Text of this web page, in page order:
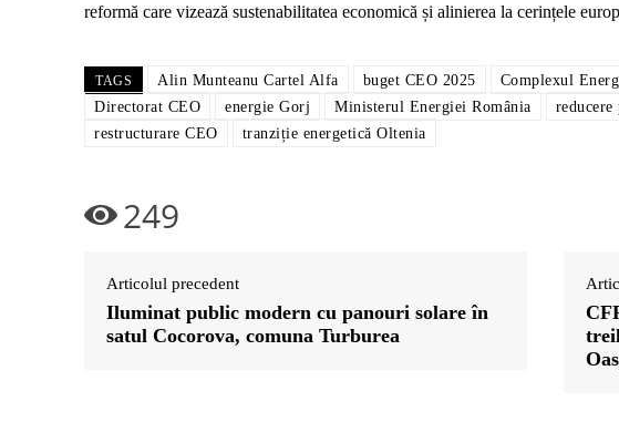
reformă care vizează sustenabilitatea economică și alinierea la cerințele
TAGS Alin Munteanu Cartel Alfa buget CEO 2025 Complexul
Directorat CEO
energie Gorj Ministerul Energiei România reducere
restructurare CEO
tranziție energetică Oltenia
249
Articolul precedent
Iluminat public modern cu panouri solare în
satul Cocorova, comuna Turburea